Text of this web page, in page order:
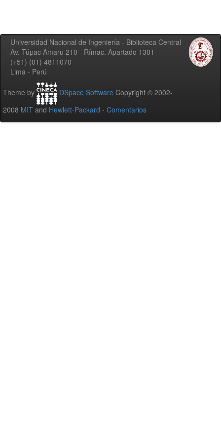
Universidad Nacional de Ingeniería - Biblioteca Central
Av. Túpac Amaru 210 - Rímac. Apartado 1301
(+51) (01) 4811070
Lima - Perú
Theme by DSpace Software Copyright © 2002-
2008 MIT and Hewlett-Packard - Comentarios